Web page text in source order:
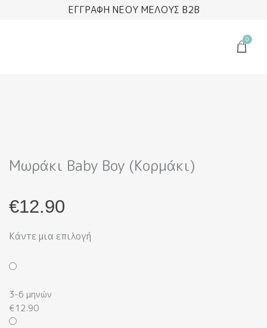
ΕΓΓΡΑΦΗ ΝΕΟΥ ΜΕΛΟΥΣ B2B
0
Cart
Μωράκι Baby Boy (Κορμάκι)
€12.90
Κάντε μια επιλογή
3-6 μηνών
€12.90
Μωράκι
Boy
(Κορμάκι)
ποσότητα